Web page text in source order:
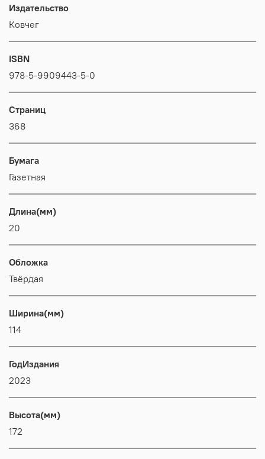
Издательство
Ковчег
ISBN
978-5-9909443-5-0
Страниц
368
Бумага
Газетная
Длина(мм)
20
Обложка
Твёрдая
Ширина(мм)
114
ГодИздания
2023
Высота(мм)
172